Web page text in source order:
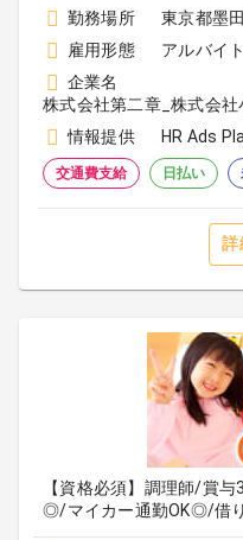
勤務場所
東京都墨
雇用形態
アルバイト
企業名
株式会社第二章_株式会社
情報提供
HR Ads
交通費支給 日払い
詳
【資格必須】調理師/賞
◎/マイカー通勤OK◎/借り